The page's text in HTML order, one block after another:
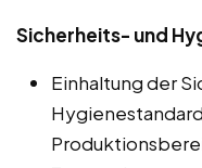
Sicherheits- und
Einhaltung der